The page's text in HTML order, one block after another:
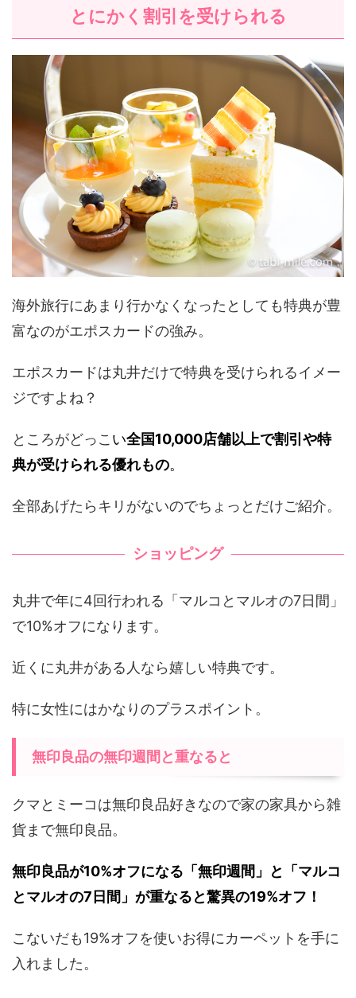
とにかく割引を受けられる
海外旅行にあまり行かなくなったとしても特典が豊
富なのがエポスカードの強み。
エポスカードは丸井だけで特典を受けられるイメー
ジですよね？
ところがどっこい全国10,000店舗以上で割引や特
典が受けられる優れもの。
全部あげたらキリがないのでちょっとだけご紹介。
ショッピング
丸井で年に4回行われる「マルコとマルオの7日間」
で10%オフになります。
近くに丸井がある人なら嬉しい特典です。
特に女性にはかなりのプラスポイント。
無印良品の無印週間と重なると
クマとミーコは無印良品好きなので家の家具から雑
貨まで無印良品。
無印良品が10%オフになる「無印週間」と「マルコ
とマルオの7日間」が重なると驚異の19%オフ！
こないだも19%オフを使いお得にカーペットを手に
入れました。